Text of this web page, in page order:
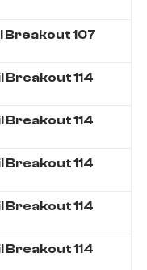
Breakout 107
Breakout 114
Breakout 114
Breakout 114
Breakout 114
Breakout 114